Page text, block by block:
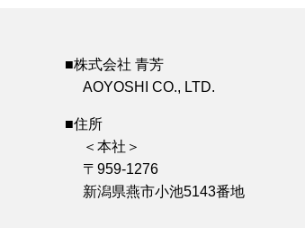
■株式会社 青芳
AOYOSHI CO., LTD.
■住所
＜本社＞
〒959-1276
新潟県燕市小池5143番地